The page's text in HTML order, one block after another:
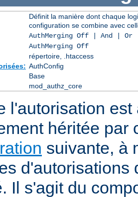
Définit la manière dont chaque
configuration se combine avec
AuthMerging Off | And | Or
AuthMerging Off
répertoire, .htaccess
AuthConfig
Base
mod_authz_core
l'autorisation
héritée par
suivante, à
d'autorisations
Il s'agit du